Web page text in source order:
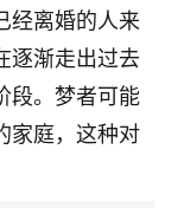
经离婚的人来
逐渐走出过去
段。梦者可能
家庭，这种对
挫，店开一家关
事。前些年攒的
人看看到底怎么
不服命不行